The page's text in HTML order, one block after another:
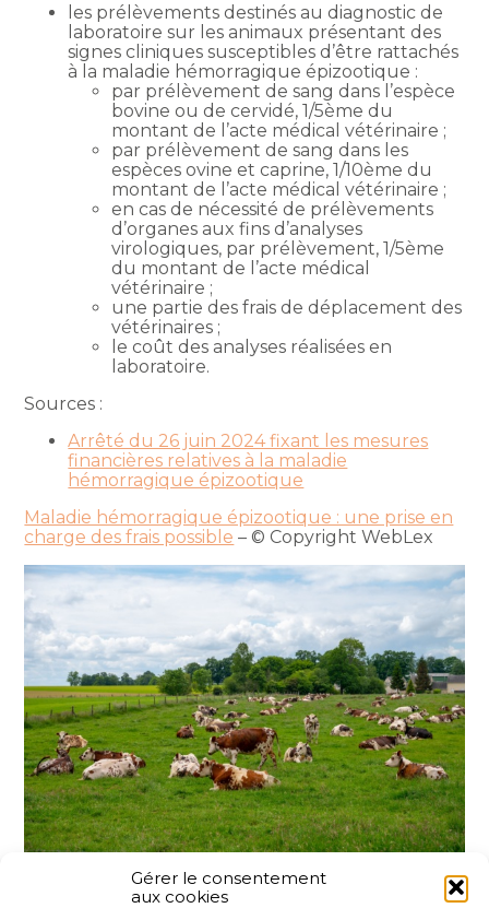
Gérer le consentement
aux cookies
les prélèvements destinés au diagnostic de
laboratoire sur les animaux présentant des
signes cliniques susceptibles d’être rattachés
à la maladie hémorragique épizootique :
par prélèvement de sang dans l’espèce
bovine ou de cervidé, 1/5ème du
montant de l’acte médical vétérinaire ;
par prélèvement de sang dans les
espèces ovine et caprine, 1/10ème du
montant de l’acte médical vétérinaire ;
en cas de nécessité de prélèvements
d’organes aux fins d’analyses
virologiques, par prélèvement, 1/5ème
du montant de l’acte médical
vétérinaire ;
une partie des frais de déplacement des
vétérinaires ;
le coût des analyses réalisées en
laboratoire.
Sources :
Arrêté du 26 juin 2024 fixant les mesures
financières relatives à la maladie
hémorragique épizootique
Maladie hémorragique épizootique : une prise en
charge des frais possible – © Copyright WebLex